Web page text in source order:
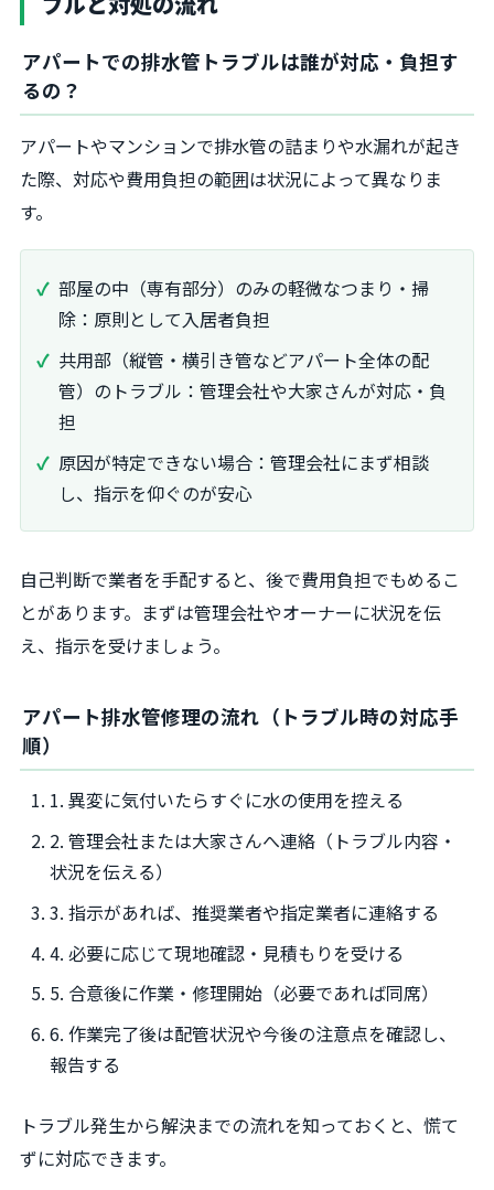
アパートでの排水管トラブルは誰が対応・負担す
るの？
アパートやマンションで排水管の詰まりや水漏れが起き
た際、対応や費用負担の範囲は状況によって異なりま
す。
部屋の中（専有部分）のみの軽微なつまり・掃
除：原則として入居者負担
共用部（縦管・横引き管などアパート全体の配
管）のトラブル：管理会社や大家さんが対応・負
担
原因が特定できない場合：管理会社にまず相談
し、指示を仰ぐのが安心
自己判断で業者を手配すると、後で費用負担でもめるこ
とがあります。まずは管理会社やオーナーに状況を伝
え、指示を受けましょう。
アパート排水管修理の流れ（トラブル時の対応手
順）
1. 異変に気付いたらすぐに水の使用を控える
2. 管理会社または大家さんへ連絡（トラブル内容・
状況を伝える）
3. 指示があれば、推奨業者や指定業者に連絡する
4. 必要に応じて現地確認・見積もりを受ける
5. 合意後に作業・修理開始（必要であれば同席）
6. 作業完了後は配管状況や今後の注意点を確認し、
報告する
トラブル発生から解決までの流れを知っておくと、慌て
ずに対応できます。